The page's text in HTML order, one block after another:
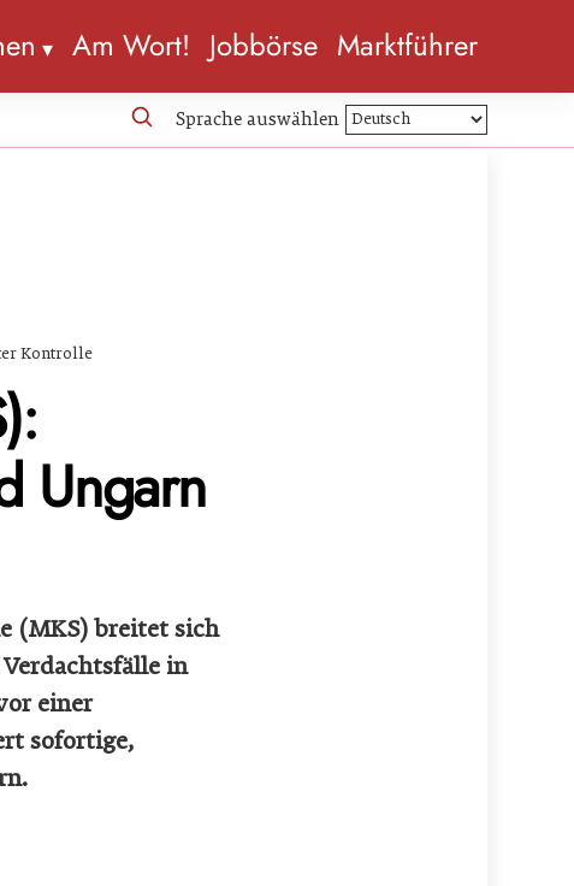
Am Wort! Jobbörse Marktführer
Sprache auswählen
Kontrolle
Ungarn
(MKS) breitet sich
in
einer
sofortige,